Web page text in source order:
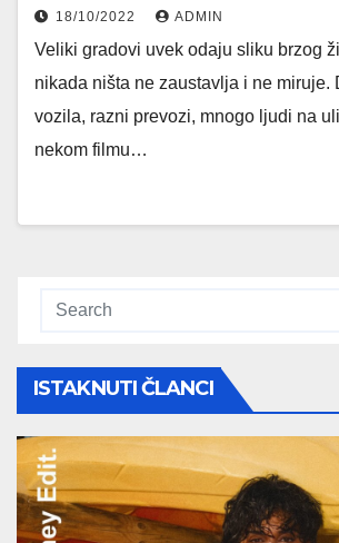
18/10/2022 ADMIN
Veliki gradovi uvek odaju sliku brzog
nikada ništa ne zaustavlja i ne miruje.
vozila, razni prevozi, mnogo ljudi na
nekom filmu…
ISTAKNUTI ČLANCI